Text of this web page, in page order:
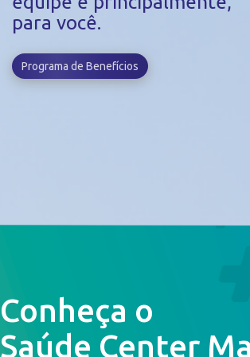
para você.
Programa de Benefícios
Conheça o
Saúde Center